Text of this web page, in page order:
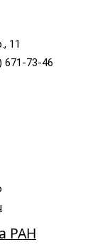
11
671-73-46
РАН